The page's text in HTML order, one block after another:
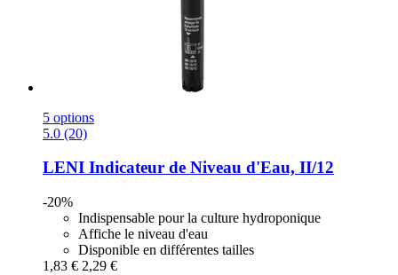
5 options
5.0 (20)
LENI Indicateur de Niveau d'Eau, II/12
-20%
Indispensable pour la culture hydroponique
Affiche le niveau d'eau
Disponible en différentes tailles
1,83 € 2,29 €